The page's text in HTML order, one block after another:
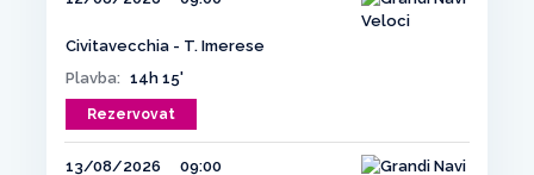
Civitavecchia - T. Imerese
Plavba: 14h 15'
Rezervovat
13/08/2026 09:00